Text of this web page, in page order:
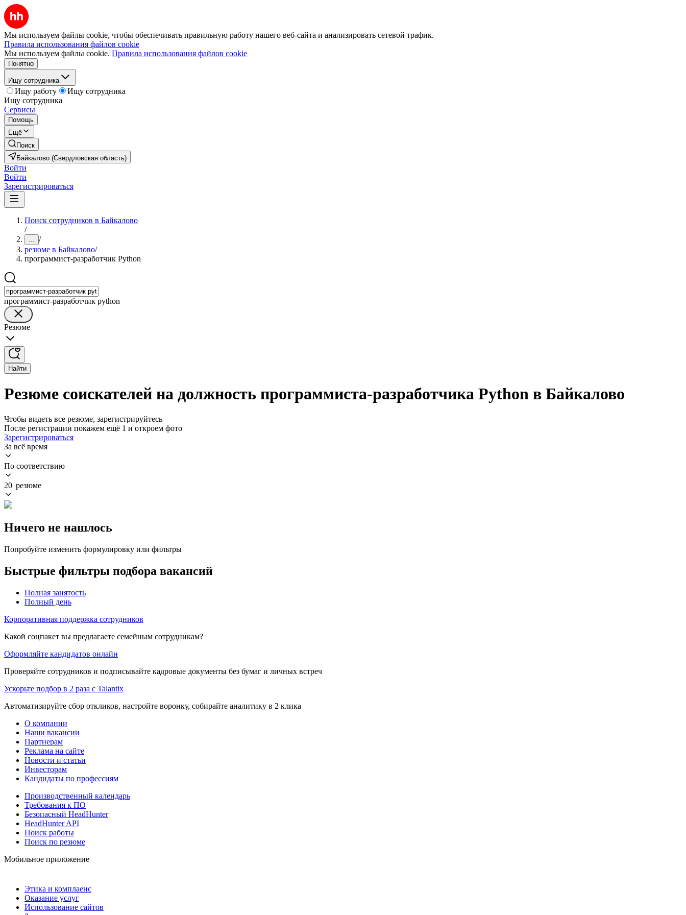
Мы используем файлы cookie, чтобы обеспечивать правильную работу нашего веб-сайта и анализировать сетевой трафик.
Правила использования файлов cookie
Мы используем файлы cookie. Правила использования файлов cookie
Понятно
Ищу сотрудника
Ищу работу
Ищу сотрудника
Ищу сотрудника
Сервисы
Помощь
Ещё
Поиск
Байкалово (Свердловская область)
Войти
Войти
Зарегистрироваться
Поиск сотрудников в Байкалово
/
... /
резюме в Байкалово/
программист-разработчик Python
программист-разработчик python
Резюме
Найти
Резюме соискателей на должность программиста-разработчика Python в Байкалово
Чтобы видеть все резюме, зарегистрируйтесь
После регистрации покажем ещё 1 и откроем фото
Зарегистрироваться
За всё время
По соответствию
20 резюме
Ничего не нашлось
Попробуйте изменить формулировку или фильтры
Быстрые фильтры подбора вакансий
Полная занятость
Полный день
Корпоративная поддержка сотрудников
Какой соцпакет вы предлагаете семейным сотрудникам?
Оформляйте кандидатов онлайн
Проверяйте сотрудников и подписывайте кадровые документы без бумаг и личных встреч
Ускорьте подбор в 2 раза с Talantix
Автоматизируйте сбор откликов, настройте воронку, собирайте аналитику в 2 клика
О компании
Наши вакансии
Партнерам
Реклама на сайте
Новости и статьи
Инвесторам
Кандидаты по профессиям
Производственный календарь
Требования к ПО
Безопасный HeadHunter
HeadHunter API
Поиск работы
Поиск по резюме
Мобильное приложение
Этика и комплаенс
Оказание услуг
Использование сайтов